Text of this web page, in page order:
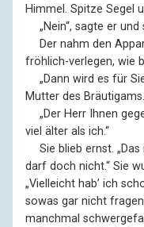
Himmel. Spitze Segel
„Nein“, sagte er
Der nahm den
fröhlich-verlegen, wie
„Dann wird es für
Mutter des Bräutigams.
„Der Herr Ihnen
viel älter als ich.“
Sie blieb ernst.
darf doch nicht.“ Sie
„Vielleicht hab’ ich
sowas gar nicht
manchmal